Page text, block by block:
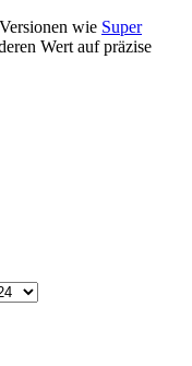
wie Super
Wert auf präzise